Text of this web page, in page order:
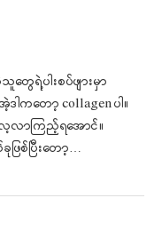
ရဲ့ပါးစပ်ဖျားမှာ
ကတော့ collagen ပါ။
လာကြည့်ရအောင်။
စ်ပြီးတော့…